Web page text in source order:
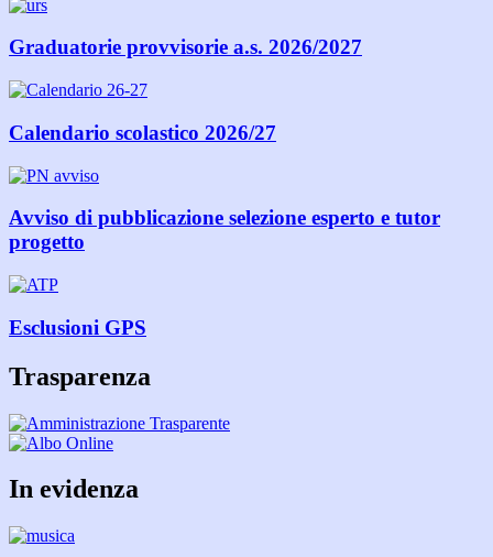
Graduatorie provvisorie a.s. 2026/2027
Calendario scolastico 2026/27
Avviso di pubblicazione selezione esperto e tutor
progetto
Esclusioni GPS
Trasparenza
In evidenza